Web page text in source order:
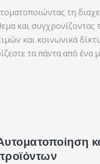
τη
και συγχρονίζοντας
και κοινωνικά
τα πάντα από ένα